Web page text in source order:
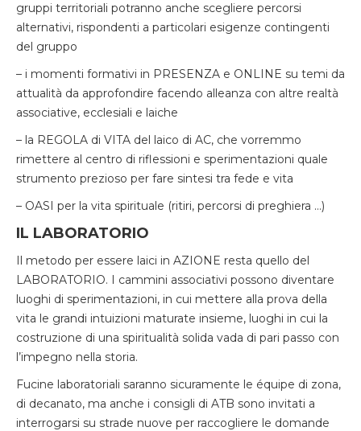
gruppi territoriali potranno anche scegliere percorsi
alternativi, rispondenti a particolari esigenze contingenti
del gruppo
– i momenti formativi in PRESENZA e ONLINE su temi da
attualità da approfondire facendo alleanza con altre realtà
associative, ecclesiali e laiche
– la REGOLA di VITA del laico di AC, che vorremmo
rimettere al centro di riflessioni e sperimentazioni quale
strumento prezioso per fare sintesi tra fede e vita
– OASI per la vita spirituale (ritiri, percorsi di preghiera …)
IL LABORATORIO
Il metodo per essere laici in AZIONE resta quello del
LABORATORIO. I cammini associativi possono diventare
luoghi di sperimentazioni, in cui mettere alla prova della
vita le grandi intuizioni maturate insieme, luoghi in cui la
costruzione di una spiritualità solida vada di pari passo con
l’impegno nella storia.
Fucine laboratoriali saranno sicuramente le équipe di zona,
di decanato, ma anche i consigli di ATB sono invitati a
interrogarsi su strade nuove per raccogliere le domande